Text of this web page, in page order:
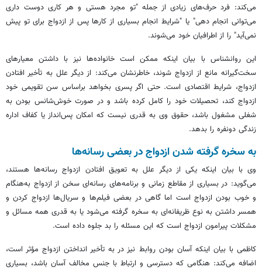
می‌کند: فرد حرف‌های زیادی از جمله "تو مجرد هستی و هر کاری دوست داری
می‌توانی انجام دهی" یا "شرایط انجام بسیاری از کارها پس از ازدواج برای تو پیش
نمی‌آید" را از اطرافیان خود می‌شوند.
این روانشناس با بیان اینکه ممکن است خانواده‌ها نیز با داشتن معیارهای
سخت‌گیرانه مانع از ازدواج شوند، خاطرنشان می‌کند: از دیگر علل به تأخیر افتادن
ازدواج، شرایط اقتصادی است. حتی اگر پسری بخواهد براساس سن تقویمی خود
ازدواج کند، تحصیلات خود را کامل کرده باشد و در صورت خوش‌شانس بودن به
شغلی مشغول باشد، حقوق وی به قدری نیست که امکان پس‌انداز یا کفاف اداره
زندگی دونفره را بدهد.
به سخره گرفته شدن ازدواج در بعضی رسانه‌ها
وی با بیان اینکه یکی از دیگر علل به تعویق افتادن ازدواج رسانه‌ها هستند،
می‌گوید: در بسیاری از مقاطع زمانی و برنامه‌های رسانه‌ای سخن از ازدواج به‌هنگام
و خوب بودن ازدواج است اما گاهی در بعضی فیلم‌ها و سریال‌ها ازدواج کردن و
همسر داشتن به نوع ظریفانه‌ای به سخره گرفته می‌شود یا به قدری همه مسائل و
مشکلات پیرامون ازدواج است که این مسئله را بد جلوه داده است.
کاظمی با بیان اینکه آسان بودن روابط نیز در به تأخیر انداختن ازدواج مؤثر است،
اضافه می‌کند: هنگامی که دسترسی و ارتباط با جنس مخالف آسان باشد، بسیاری